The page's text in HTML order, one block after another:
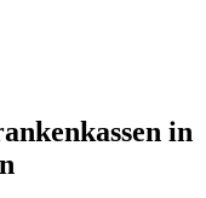
in